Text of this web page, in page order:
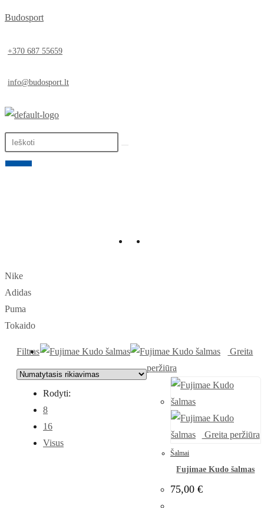
Budosport
+370 687 55659
info@budosport.lt
LT
Nike
Adidas
Puma
Tokaido
Filtras
Rodyti:
8
16
Visus
Greita
peržiūra
Greita peržiūra
Šalmai
Fujimae Kudo šalmas
75,00 €